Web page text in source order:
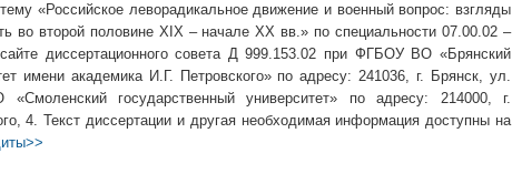
«Российское леворадикальное движение и военный вопрос: взгляды
во второй половине XIX – начале XX вв.» по специальности 07.00.02 –
диссертационного совета Д 999.153.02 при ФГБОУ ВО «Брянский
имени академика И.Г. Петровского» по адресу: 241036, г. Брянск, ул.
государственный университет» по адресу: 214000, г.
4. Текст диссертации и другая необходимая информация доступны на